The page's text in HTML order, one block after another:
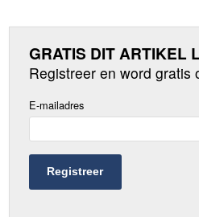
GRATIS DIT ARTIKEL
Registreer en word gratis
E-mailadres
Registreer